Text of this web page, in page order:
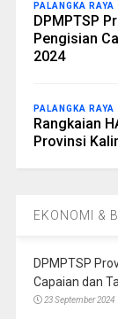
PALANGKA RAYA
DPMPTSP
Pengisian
2024
PALANGKA RAYA
Rangkaian
Provinsi
EKONOMI &
DPMPTSP
Capaian dan
23 September 2024